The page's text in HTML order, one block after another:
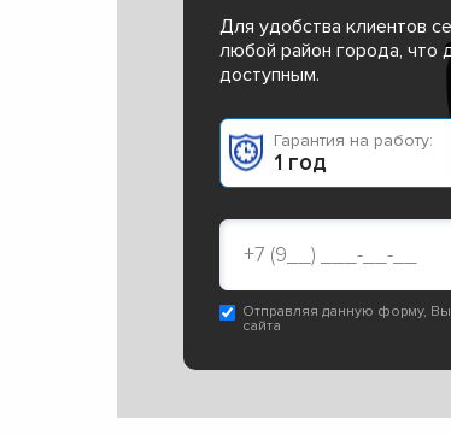
Для удобства клиентов
любой район города, что
доступным.
Гарантия на работу:
1 год
Отправляя данную форму, Вы
сайта